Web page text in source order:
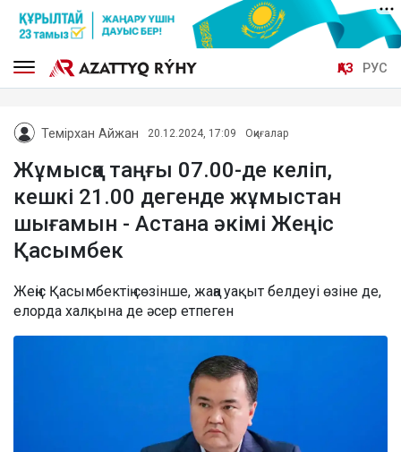
ҚАЗ РУС
Темірхан Айжан 20.12.2024, 17:09 Оқиғалар
Жұмысқа таңғы 07.00-де келіп,
кешкі 21.00 дегенде жұмыстан
шығамын - Астана әкімі Жеңіс
Қасымбек
Жеңіс Қасымбектің сөзінше, жаңа уақыт белдеуі өзіне де,
елорда халқына де әсер етпеген